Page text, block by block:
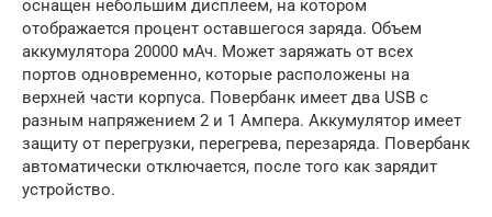
оснащен небольшим дисплеем, на котором
отображается процент оставшегося заряда. Объем
аккумулятора 20000 мАч. Может заряжать от всех
портов одновременно, которые расположены на
верхней части корпуса. Повербанк имеет два USB с
разным напряжением 2 и 1 Ампера. Аккумулятор имеет
защиту от перегрузки, перегрева, перезаряда. Повербанк
автоматически отключается, после того как зарядит
устройство.